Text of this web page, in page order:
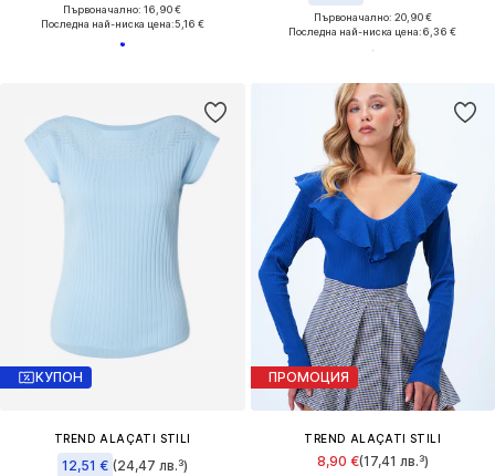
Първоначално: 16,90 €
Последна най-ниска цена:5,16 €
Първоначално: 20,90 €
Последна най-ниска цена:6,36 €
КУПОН
TREND ALAÇATI STILI
12,51 € (24,47 лв.³)
ПРОМОЦИЯ
TREND ALAÇATI STILI
8,90 €(17,41 лв.³)